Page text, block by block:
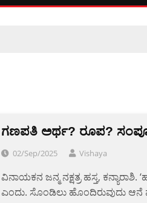
ಗಣಪತಿ ಅರ್ಥ? ರೂಪ?
02/Sep/2025 Vishaya
ವಿನಾಯಕನ ಜನ್ಮ ನಕ್ಷತ್ರ ಹಸ್ತ,
ಎಂದು. ಸೊಂಡಿಲು ಹೊಂದಿರುವುದು ಆನೆ